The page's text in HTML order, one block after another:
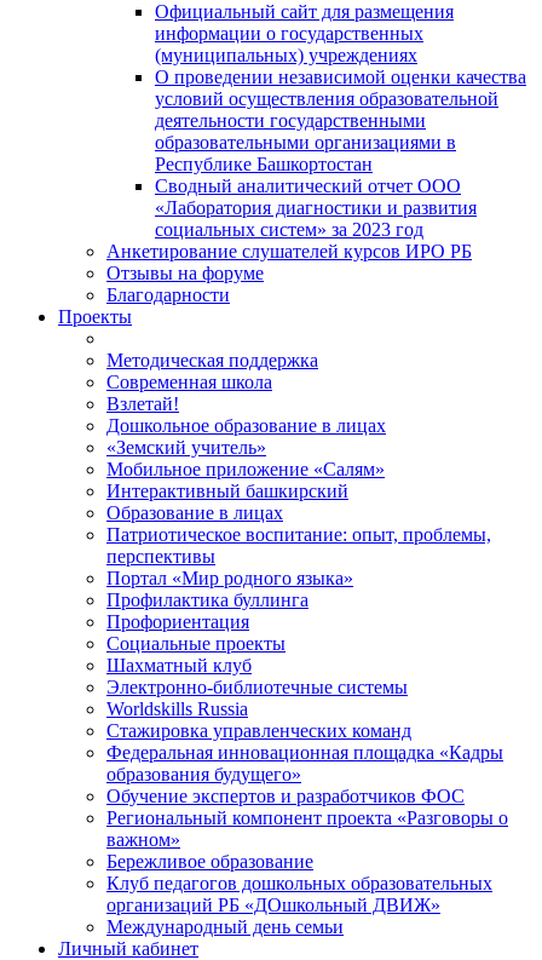
Официальный сайт для размещения
информации о государственных
(муниципальных) учреждениях
О проведении независимой оценки качества
условий осуществления образовательной
деятельности государственными
образовательными организациями в
Республике Башкортостан
Сводный аналитический отчет ООО
«Лаборатория диагностики и развития
социальных систем» за 2023 год
Анкетирование слушателей курсов ИРО РБ
Отзывы на форуме
Благодарности
Проекты
Методическая поддержка
Современная школа
Взлетай!
Дошкольное образование в лицах
«Земский учитель»
Мобильное приложение «Салям»
Интерактивный башкирский
Образование в лицах
Патриотическое воспитание: опыт, проблемы,
перспективы
Портал «Мир родного языка»
Профилактика буллинга
Профориентация
Социальные проекты
Шахматный клуб
Электронно-библиотечные системы
Worldskills Russia
Стажировка управленческих команд
Федеральная инновационная площадка «Кадры
образования будущего»
Обучение экспертов и разработчиков ФОС
Региональный компонент проекта «Разговоры о
важном»
Бережливое образование
Клуб педагогов дошкольных образовательных
организаций РБ «ДОшкольный ДВИЖ»
Международный день семьи
Личный кабинет